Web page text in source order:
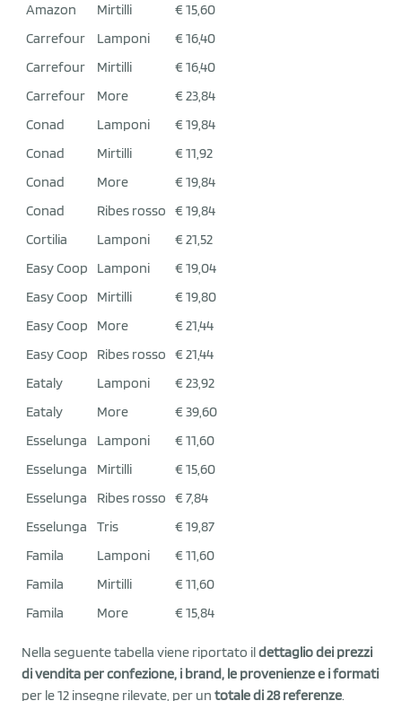
Amazon
Mirtilli
€ 15,60
Carrefour
Lamponi
€ 16,40
Carrefour
Mirtilli
€ 16,40
Carrefour
More
€ 23,84
Conad
Lamponi
€ 19,84
Conad
Mirtilli
€ 11,92
Conad
More
€ 19,84
Conad
Ribes rosso € 19,84
Cortilia
Lamponi
€ 21,52
Easy Coop
Lamponi
€ 19,04
Easy Coop
Mirtilli
€ 19,80
Easy Coop
More
€ 21,44
Easy Coop
Ribes rosso € 21,44
Eataly
Lamponi
€ 23,92
Eataly
More
€ 39,60
Esselunga
Lamponi
€ 11,60
Esselunga
Mirtilli
€ 15,60
Esselunga
Ribes rosso € 7,84
Esselunga
Tris
€ 19,87
Famila
Lamponi
€ 11,60
Famila
Mirtilli
€ 11,60
Famila
More € 15,84
Nella seguente tabella viene riportato ildettaglio dei prezzi
di vendita per confezione, i brand, le provenienze e i formati
per le 12 insegne rilevate, per un totale di 28 referenze.